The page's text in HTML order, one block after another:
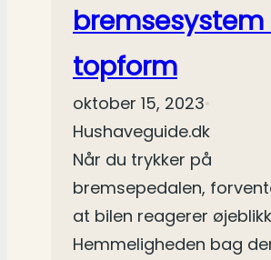
bremsesystem
topform
oktober 15, 2023•
Hushaveguide.dk
Når du trykker på
bremsepedalen,
at bilen reagerer
Hemmeligheden bag